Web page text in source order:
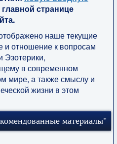
главной странице
наше текущие
и отношение к вопросам
в современном
мире, а также смыслу и
жизни в этом
материалы"